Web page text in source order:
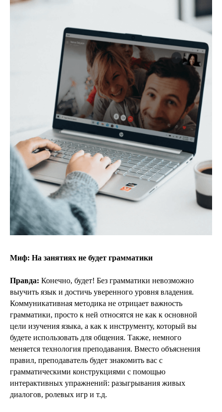
Миф: На занятиях не будет грамматики
Правда: Конечно, будет! Без грамматики невозможно
выучить язык и достичь уверенного уровня владения.
Коммуникативная методика не отрицает важность
грамматики, просто к ней относятся не как к основной
цели изучения языка, а как к инструменту, который вы
будете использовать для общения. Также, немного
меняется технология преподавания. Вместо объяснения
правил, преподаватель будет знакомить вас с
грамматическими конструкциями с помощью
интерактивных упражнений: разыгрывания живых
диалогов, ролевых игр и т.д.